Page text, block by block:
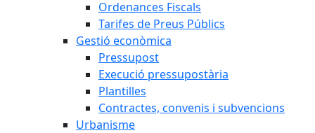
Ordenances Fiscals
Tarifes de Preus Públics
Gestió econòmica
Pressupost
Execució pressupostària
Plantilles
Contractes, convenis i subvencions
Urbanisme